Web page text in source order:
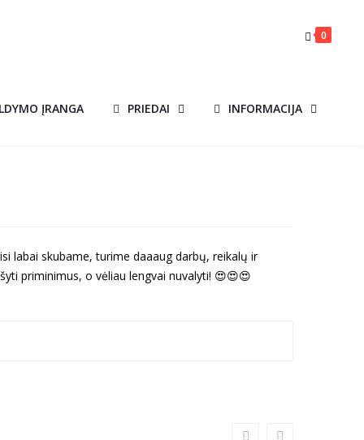
0
ĮRANGA PRIEDAI INFORMACIJA
labai skubame, turime daaaug darbų, reikalų ir
priminimus, o vėliau lengvai nuvalyti! 😍😍😍